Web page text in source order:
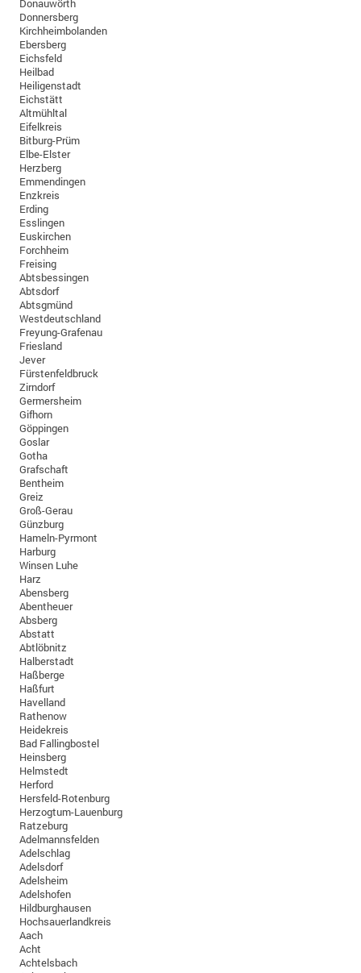
Donauwörth
Donnersberg
Kirchheimbolanden
Ebersberg
Eichsfeld
Heilbad
Heiligenstadt
Eichstätt
Altmühltal
Eifelkreis
Bitburg-Prüm
Elbe-Elster
Herzberg
Emmendingen
Enzkreis
Erding
Esslingen
Euskirchen
Forchheim
Freising
Abtsbessingen
Abtsdorf
Abtsgmünd
Westdeutschland
Freyung-Grafenau
Friesland
Jever
Fürstenfeldbruck
Zirndorf
Germersheim
Gifhorn
Göppingen
Goslar
Gotha
Grafschaft
Bentheim
Greiz
Groß-Gerau
Günzburg
Hameln-Pyrmont
Harburg
Winsen Luhe
Harz
Abensberg
Abentheuer
Absberg
Abstatt
Abtlöbnitz
Halberstadt
Haßberge
Haßfurt
Havelland
Rathenow
Heidekreis
Bad Fallingbostel
Heinsberg
Helmstedt
Herford
Hersfeld-Rotenburg
Herzogtum-Lauenburg
Ratzeburg
Adelmannsfelden
Adelschlag
Adelsdorf
Adelsheim
Adelshofen
Hildburghausen
Hochsauerlandkreis
Aach
Acht
Achtelsbach